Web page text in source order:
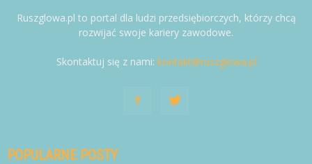
Ruszglowa.pl to portal dla ludzi przedsiębiorczych, którzy chcą
rozwijać swoje kariery zawodowe.
Skontaktuj się z nami: kontakt@ruszglowa.pl
POPULARNE POSTY